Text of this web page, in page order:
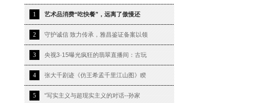
1 艺术品消费“吃快餐”，远离了傲慢还
2 守护诚信 致力传承，雅昌鉴证备案以领
3 央视3·15曝光疯狂的翡翠直播间：古玩
4 张大千剧迹《仿王希孟千里江山图》睽
5 “写实主义与超现实主义的对话--孙家